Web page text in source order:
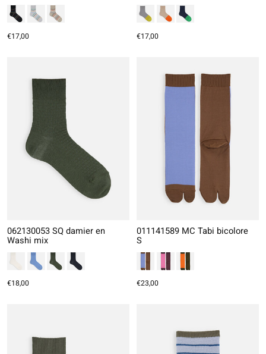
€17,00 €17,00
062130053 SQ damier en
Washi mix
€18,00
011141589 MC Tabi bicolore
S
€23,00